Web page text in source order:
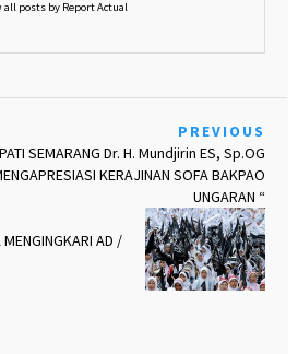
all posts by Report Actual
PREVIOUS
SEMARANG Dr. H. Mundjirin ES, Sp.OG
KERAJINAN SOFA BAKPAO
UNGARAN “
AD /